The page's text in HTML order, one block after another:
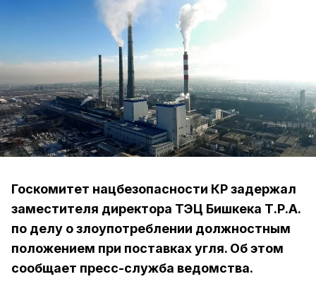
Госкомитет нацбезопасности КР задержал
заместителя директора ТЭЦ Бишкека Т.Р.А.
по делу о злоупотреблении должностным
положением при поставках угля. Об этом
сообщает пресс-служба ведомства.